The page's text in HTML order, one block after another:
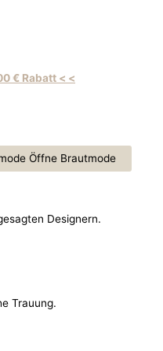
€ Rabatt < <
Öffne Brautmode
Designern.
Trauung.